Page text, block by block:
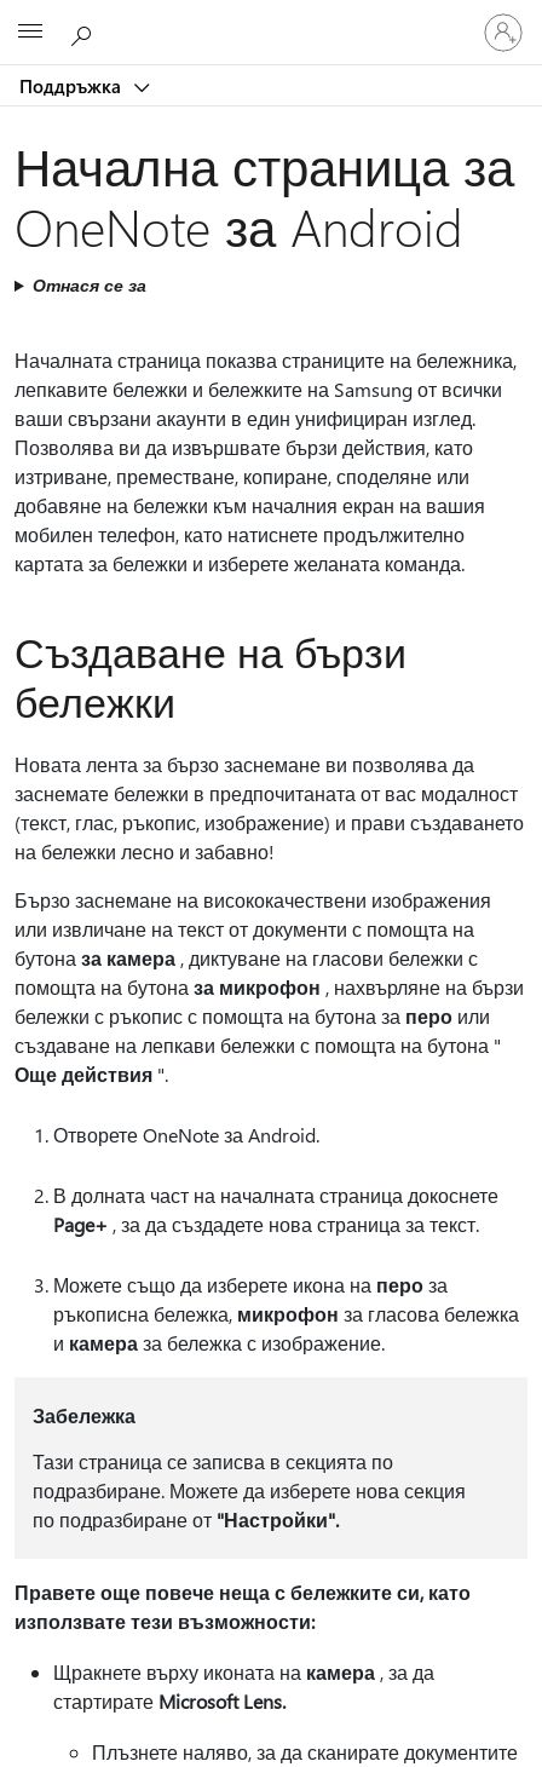
Поддръжка
Влезте
във
вашия
Начална страница за
OneNote за Android
Отнася се за
Началната страница показва страниците на бележника,
лепкавите бележки и бележките на Samsung от всички
ваши свързани акаунти в един унифициран изглед.
Позволява ви да извършвате бързи действия, като
изтриване, преместване, копиране, споделяне или
добавяне на бележки към началния екран на вашия
мобилен телефон, като натиснете продължително
картата за бележки и изберете желаната команда.
Създаване на бързи
бележки
Новата лента за бързо заснемане ви позволява да
заснемате бележки в предпочитаната от вас модалност
(текст, глас, ръкопис, изображение) и прави създаването
на бележки лесно и забавно!
Бързо заснемане на висококачествени изображения
или извличане на текст от документи с помощта на
бутона за камера , диктуване на гласови бележки с
помощта на бутона за микрофон , нахвърляне на бързи
бележки с ръкопис с помощта на бутона за перо или
създаване на лепкави бележки с помощта на бутона "
Още действия ".
Отворете OneNote за Android.
В долната част на началната страница докоснете
Page+ , за да създадете нова страница за текст.
Можете също да изберете икона на пероза
ръкописна бележка, микрофон за гласова бележка
и камераза бележка с изображение.
Забележка
Тази страница се записва в секцията по
подразбиране. Можете да изберете нова секция
по подразбиране от "Настройки".
Правете още повече неща с бележките си, като
използвате тези възможности:
Щракнете върху иконата на камера , за да
стартирате Microsoft Lens.
Плъзнете наляво, за да сканирате документите